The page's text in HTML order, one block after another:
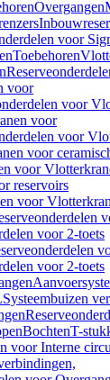
Overgangen
voor
Toebehoren
voor
voor
voor
voor
voor
voor
reservoirs
voor
voor 2-toets
voor 2-toets
Systeembuizen
BochtenT-
voor Interne